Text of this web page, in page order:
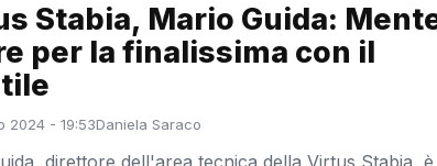
Stabia, Mario Guida:
per la finalissima con il
2024 - 19:53Daniela Saraco